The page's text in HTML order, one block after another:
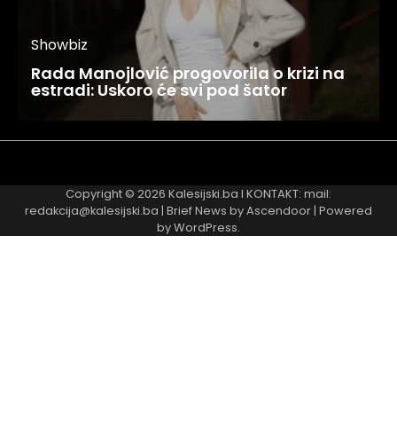
Showbiz
Rada Manojlović progovorila o krizi na
estradi: Uskoro će svi pod šator
Copyright © 2026 Kalesijski.ba I KONTAKT: mail:
redakcija@kalesijski.ba | Brief News byAscendoor| Powered
byWordPress.